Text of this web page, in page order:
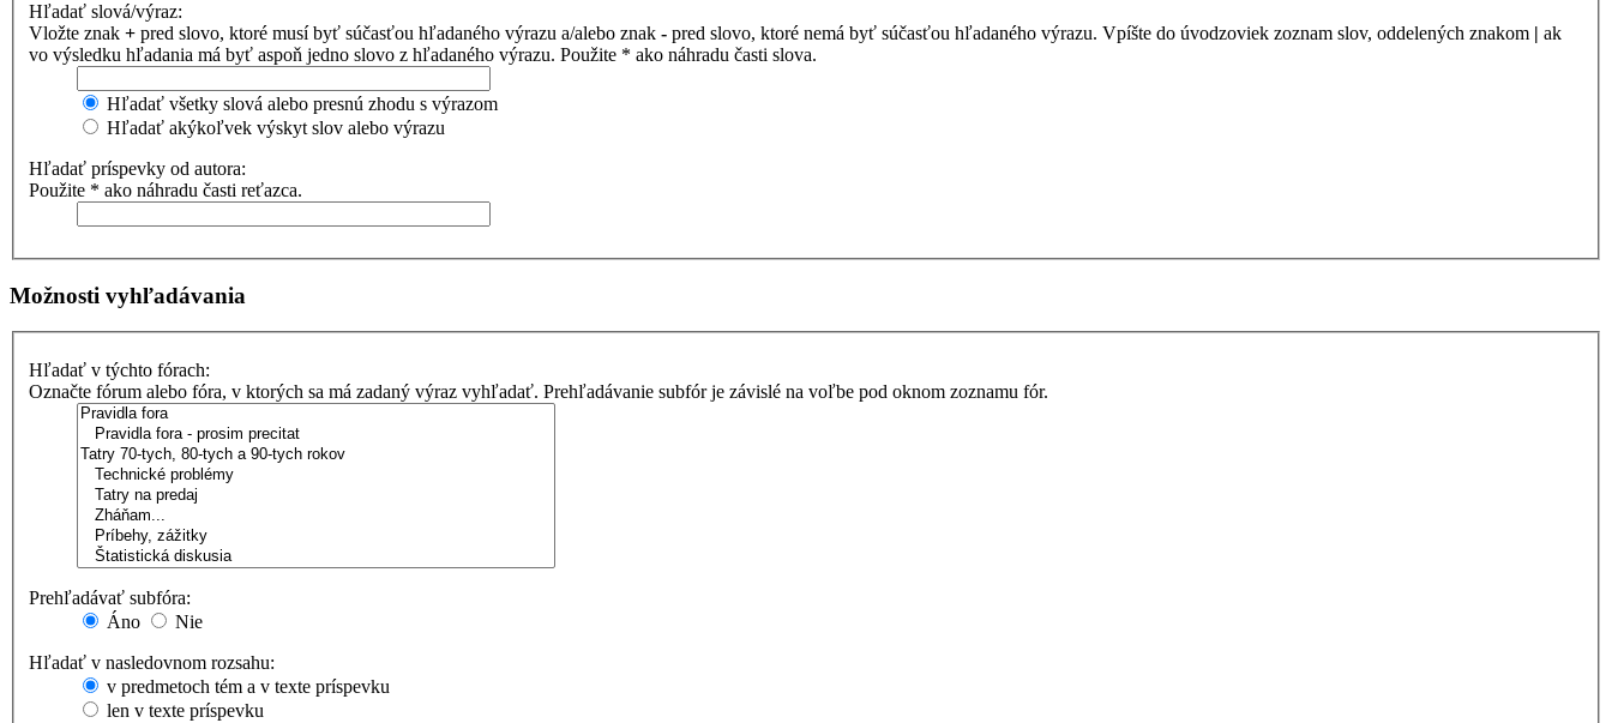
Hľadať slová/výraz:
Vložte znak + pred slovo, ktoré musí byť súčasťou hľadaného výrazu a/alebo znak - pred slovo, ktoré nemá byť súčasťou hľadaného výrazu. Vpíšte do úvodzoviek zoznam slov, oddelených znakom | ak
vo výsledku hľadania má byť aspoň jedno slovo z hľadaného výrazu. Použite * ako náhradu časti slova.
Hľadať všetky slová alebo presnú zhodu s výrazom
Hľadať akýkoľvek výskyt slov alebo výrazu
Hľadať príspevky od autora:
Použite * ako náhradu časti reťazca.
Možnosti vyhľadávania
Hľadať v týchto fórach:
Označte fórum alebo fóra, v ktorých sa má zadaný výraz vyhľadať. Prehľadávanie subfór je závislé na voľbe pod oknom zoznamu fór.
Prehľadávať subfóra:
Áno
Nie
Hľadať v nasledovnom rozsahu:
v predmetoch tém a v texte príspevku
len v texte príspevku